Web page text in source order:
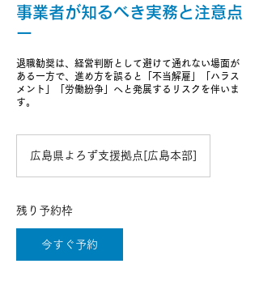
事業者が知るべき実務と注意点
ー
退職勧奨は、経営判断として避けて通れない場面が
ある一方で、進め方を誤ると「不当解雇」「ハラス
メント」「労働紛争」へと発展するリスクを伴いま
す。
広島県よろず支援拠点[広島本部]
残り予約枠
今すぐ予約